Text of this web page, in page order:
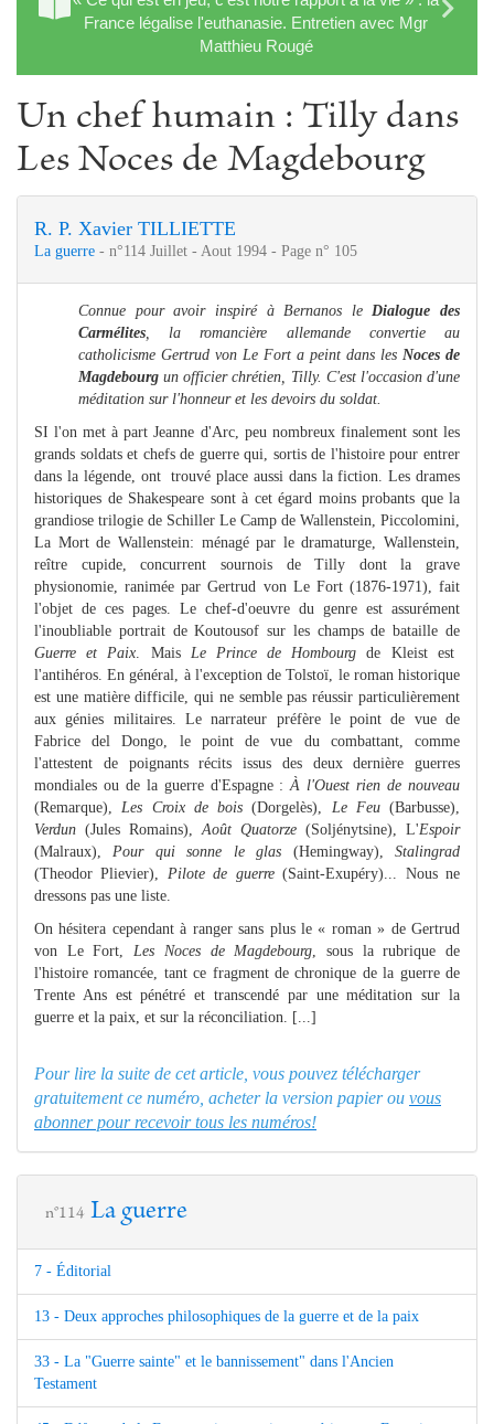
France légalise l'euthanasie. Entretien avec Mgr
Matthieu Rougé
Un chef humain : Tilly dans
Les Noces de Magdebourg
R. P. Xavier TILLIETTE
La guerre - n°114 Juillet - Aout 1994 - Page n° 105
Connue pour avoir inspiré à Bernanos le Dialogue des
Carmélites , la romancière allemande convertie au
catholicisme Gertrud von Le Fort a peint dans les Noces de
Magdebourg un officier chrétien, Tilly. C'est l'occasion d'une
méditation sur l'honneur et les devoirs du soldat.
SI l'on met à part Jeanne d'Arc, peu nombreux finalement sont les
grands soldats et chefs de guerre qui, sortis de l'histoire pour entrer
dans la légende, ont trouvé place aussi dans la fiction. Les drames
historiques de Shakespeare sont à cet égard moins probants que la
grandiose trilogie de Schiller Le Camp de Wallenstein, Piccolomini,
La Mort de Wallenstein: ménagé par le dramaturge, Wallenstein,
reître cupide, concurrent sournois de Tilly dont la grave
physionomie, ranimée par Gertrud von Le Fort (1876-1971), fait
l'objet de ces pages. Le chef-d'oeuvre du genre est assurément
l'inoubliable portrait de Koutousof sur les champs de bataille de
Guerre et Paix . Mais Le Prince de Hombourg de Kleist est
l'antihéros. En général, à l'exception de Tolstoï, le roman historique
est une matière difficile, qui ne semble pas réussir particulièrement
aux génies militaires. Le narrateur préfère le point de vue de
Fabrice del Dongo, le point de vue du combattant, comme
l'attestent de poignants récits issus des deux dernière guerres
mondiales ou de la guerre d'Espagne :À l'Ouest rien de nouveau
(Remarque), Les Croix de bois (Dorgelès), Le Feu(Barbusse),
Verdun (Jules Romains), Août Quatorze (Soljénytsine), L'Espoir
(Malraux), Pour qui sonne le glas (Hemingway),Stalingrad
(Theodor Plievier), Pilote de guerre(Saint-Exupéry)... Nous ne
dressons pas une liste.
On hésitera cependant à ranger sans plus le « roman » de Gertrud
von Le Fort, Les Noces de Magdebourg , sous la rubrique de
l'histoire romancée, tant ce fragment de chronique de la guerre de
Trente Ans est pénétré et transcendé par une méditation sur la
guerre et la paix, et sur la réconciliation. [...]
Pour lire la suite de cet article, vous pouvez télécharger
gratuitement ce numéro, acheter la version papier ou vous
abonner pour recevoir tous les numéros!
n°114 La guerre
7 - Éditorial
13 - Deux approches philosophiques de la guerre et de la paix
33 - La "Guerre sainte" et le bannissement" dans l'Ancien
Testament